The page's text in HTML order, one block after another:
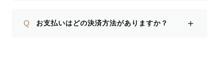
Q お支払いはどの決済方法がありますか？ ＋